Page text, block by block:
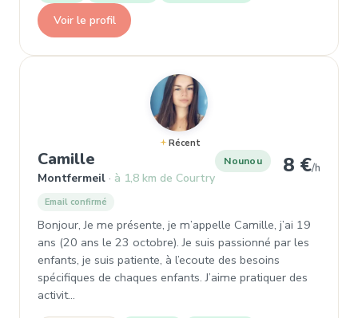
Voir le profil
Récent
Camille , Nounou à Montfermeil
Montfermeil à 1,8 km de Courtry
Nounou 8 €/h
Email confirmé
Bonjour, Je me présente, je m’appelle Camille, j’ai 19
ans (20 ans le 23 octobre). Je suis passionné par les
enfants, je suis patiente, à l’ecoute des besoins
spécifiques de chaques enfants. J’aime pratiquer des
activit…